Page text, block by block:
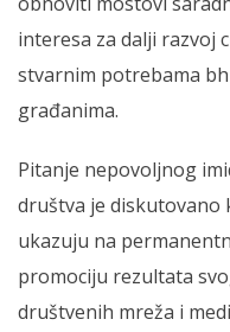
interesa za dalji razvoj
stvarnim potrebama
građanima.
Pitanje nepovoljnog
društva je diskutovano
ukazuju na
promociju rezultata
društvenih mreža i